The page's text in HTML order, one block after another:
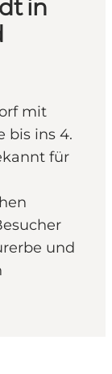
in
mit
bis ins 4.
für
und